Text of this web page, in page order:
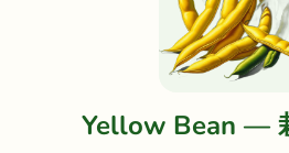
Yellow Bean —